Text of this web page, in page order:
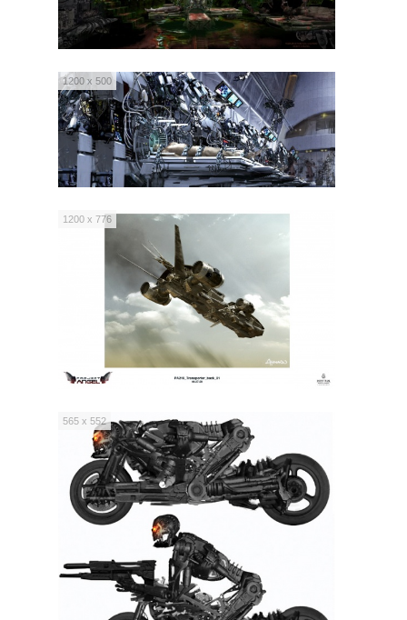
1200 x 500
1200 x 776
565 x 552